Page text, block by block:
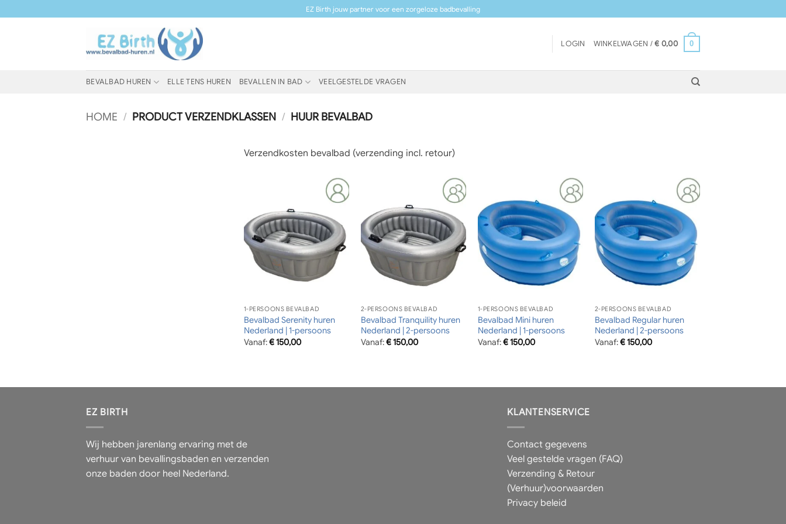
naar
EZ Birth jouw partner voor een zorgeloze badbevalling
LOGIN WINKELWAGEN /€ 0,00 0
BEVALBAD HUREN ELLE TENS HUREN BEVALLEN IN BAD VEELGESTELDE VRAGEN
HOME / PRODUCT VERZENDKLASSEN / HUUR BEVALBAD
Verzendkosten bevalbad (verzending incl. retour)
1-PERSOONS BEVALBAD
Bevalbad Serenity huren
Nederland | 1-persoons
Vanaf:€150,00
2-PERSOONS BEVALBAD
Bevalbad Tranquility huren
Nederland | 2-persoons
Vanaf:€150,00
1-PERSOONS BEVALBAD
Bevalbad Mini huren
Nederland | 1-persoons
Vanaf:€150,00
2-PERSOONS BEVALBAD
Bevalbad Regular huren
Nederland | 2-persoons
Vanaf:€150,00
EZ BIRTH
Wij hebben jarenlang ervaring met de
verhuur van bevallingsbaden en verzenden
onze baden door heel Nederland.
KLANTENSERVICE
Contact gegevens
Veel gestelde vragen (FAQ)
Verzending & Retour
(Verhuur)voorwaarden
Privacy beleid